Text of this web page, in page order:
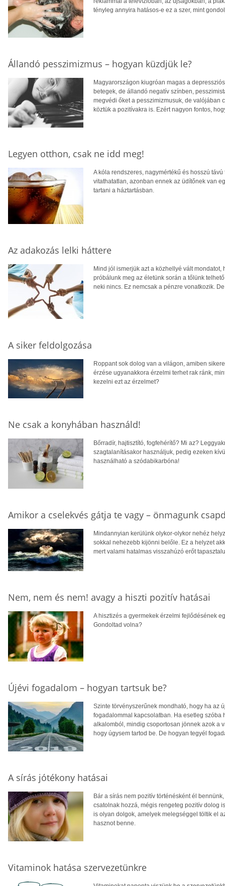
tényleg annyira hatásos-e ez a szer, mint
Állandó pesszimizmus – hogyan küzdjük le?
Magyarországon kiugróan magas a
betegek, de állandó negatív színben,
megvédi őket a pesszimizmusuk, de valójában
köztük a pozitívakra is. Ezért nagyon fontos,
Legyen otthon, csak ne idd meg!
A kóla rendszeres, nagymértékű és hosszú
vitathatatlan, azonban ennek az üdítőnek van
tartani a háztartásban.
Az adakozás lelki háttere
Mind jól ismerjük azt a közhellyé vált
próbálunk meg az életünk során a tőlünk
neki nincs. Ez nemcsak a pénzre vonatkozik.
A siker feldolgozása
Roppant sok dolog van a világon, amiben
érzése ugyanakkora érzelmi terhet rak ránk,
kezelni ezt az érzelmet?
Ne csak a konyhában használd!
Bőrradír, hajtisztító, fogfehérítő? Mi az?
szagtalanításakor használjuk, pedig ezeken
használható a szódabikarbóna!
Amikor a cselekvés gátja te vagy – önmagunk
Mindannyian kerülünk olykor-olykor nehéz
sokkal nehezebb kijönni belőle. Ez a helyzet
mert valami hatalmas visszahúzó erőt
Nem, nem és nem! avagy a hiszti pozitív hatásai
A hisztizés a gyermekek érzelmi fejlődésének
Gondoltad volna?
Újévi fogadalom – hogyan tartsuk be?
Szinte törvényszerűnek mondható, hogy ha az
fogadalommal kapcsolatban. Ha esetleg
alkalomból, mindig csoportosan jönnek azok a
hogy úgysem tartod be. De hogyan tegyél
A sírás jótékony hatásai
Bár a sírás nem pozitív történésként él
csatolnak hozzá, mégis rengeteg pozitív dolog
is olyan dolgok, amelyek melegséggel töltik el
hasznot benne.
Vitaminok hatása szervezetünkre